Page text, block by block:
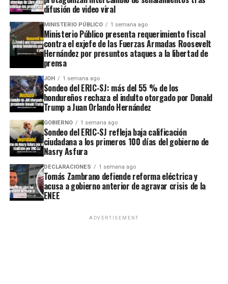
difusión de video viral
MINISTERIO PÚBLICO 1 semana ago
Ministerio Público presenta requerimiento fiscal
contra el exjefe de las Fuerzas Armadas Roosevelt
Hernández por presuntos ataques a la libertad de
prensa
JOH 1 semana ago
Sondeo del ERIC-SJ: más del 55 % de los
hondureños rechaza el indulto otorgado por Donald
Trump a Juan Orlando Hernández
GOBIERNO 1 semana ago
Sondeo del ERIC-SJ refleja baja calificación
ciudadana a los primeros 100 días del gobierno de
Nasry Asfura
DECLARACIONES 1 semana ago
Tomás Zambrano defiende reforma eléctrica y
acusa a gobierno anterior de agravar crisis de la
ENEE
ADVERTISEMENT